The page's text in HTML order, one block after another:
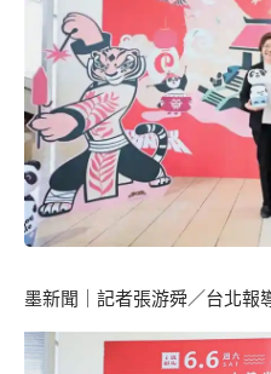
墨新聞 ｜記者張游舜／台北報